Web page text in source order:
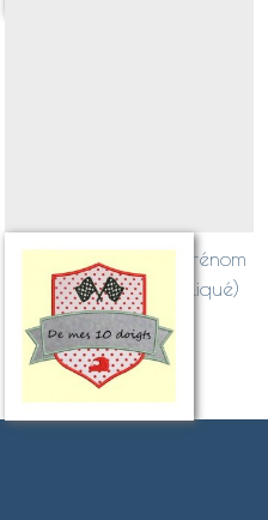
Blason SPORT avec prénom
PILOTE CIRCUIT (appliqué)
Sur demande